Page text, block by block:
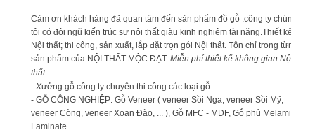
Cảm ơn khách hàng đã quan tâm đến sản phẩm đồ gỗ .công ty chúng
tôi có đội ngũ kiến trúc sư nội thất giàu kinh nghiêm tài năng.Thiết kế
Nội thất; thi công, sản xuất, lắp đặt trọn gói Nội thất. Tôn chỉ trong từng
sản phẩm của NỘI THẤT MỘC ĐẠT. Miễn phí thiết kế không gian Nội
thất.
- Xưởng gỗ công ty chuyên thi công các loại gỗ
- GỖ CÔNG NGHIỆP: Gỗ Veneer ( veneer Sồi Nga, veneer Sồi Mỹ,
veneer Còng, veneer Xoan Đào, ... ), Gỗ MFC - MDF, Gỗ phủ Melamin,
Laminate ...